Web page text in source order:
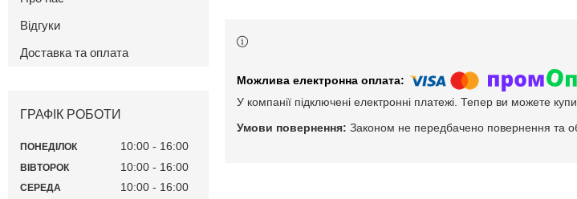
У компанії підключені електронні платежі. Тепер ви можете
Законом не передбачено повернення та
Відгуки
Доставка та оплата
ГРАФІК РОБОТИ
ПОНЕДІЛОК 10:00 16:00
ВІВТОРОК 10:00 16:00
СЕРЕДА 10:00 16:00